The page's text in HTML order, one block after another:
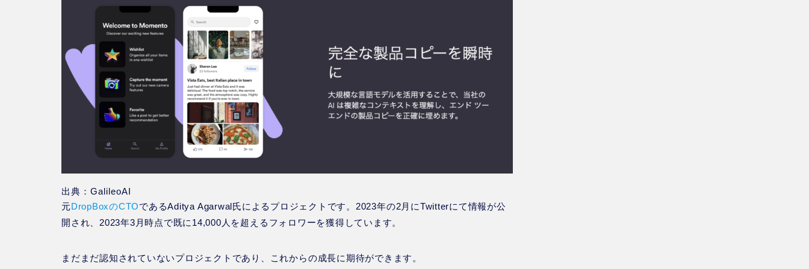
出典：GalileoAI
元DropBoxのCTOであるAditya Agarwal氏によるプロジェクトです。2023年の2月にTwitterにて情報が公
開され、2023年3月時点で既に14,000人を超えるフォロワーを獲得しています。
まだまだ認知されていないプロジェクトであり、これからの成長に期待ができます。